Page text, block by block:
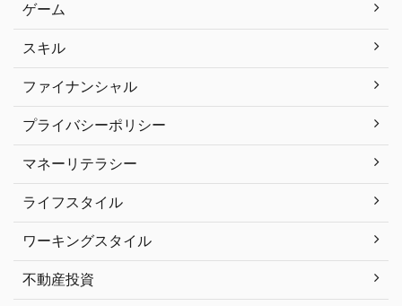
ゲーム
スキル
ファイナンシャル
プライバシーポリシー
マネーリテラシー
ライフスタイル
ワーキングスタイル
不動産投資